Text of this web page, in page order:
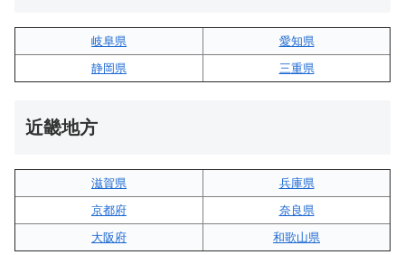
岐阜県
愛知県
静岡県
三重県
近畿地方
滋賀県
兵庫県
京都府
奈良県
大阪府
和歌山県